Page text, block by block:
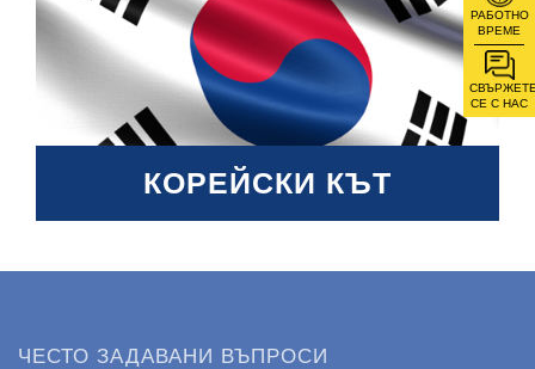
КОРЕЙСКИ КЪТ
РАБОТНО
ВРЕМЕ
СЕ С НАС
ЧЕСТО ЗАДАВАНИ ВЪПРОСИ